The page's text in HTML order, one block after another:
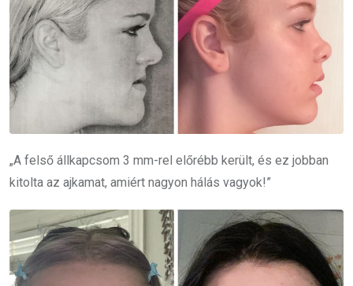
„A felső állkapcsom 3 mm-rel előrébb került, és ez jobban
kitolta az ajkamat, amiért nagyon hálás vagyok!”